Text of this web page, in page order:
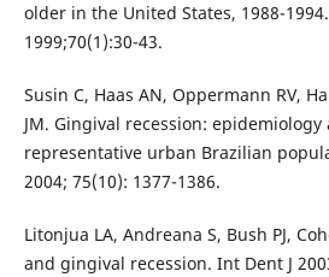
older in the United States, 1988-
1999;70(1):30-43.
Susin C, Haas AN, Oppermann RV,
JM. Gingival recession:
representative urban Brazilian
2004; 75(10): 1377-1386.
Litonjua LA, Andreana S, Bush PJ,
and gingival recession. Int Dent J